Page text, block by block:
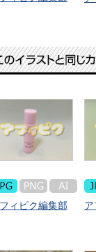
ィピク編集部